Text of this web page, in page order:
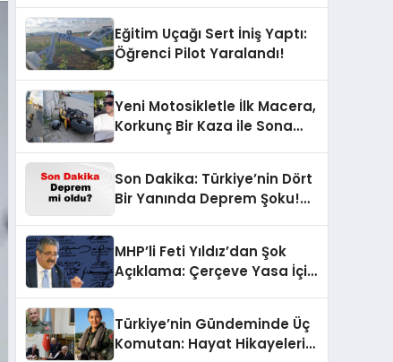
Eğitim Uçağı Sert İniş Yaptı:
Öğrenci Pilot Yaralandı!
Yeni Motosikletle İlk Macera,
Korkunç Bir Kaza ile Sona
Son Dakika: Türkiye’nin Dört
Bir Yanında Deprem Şoku!
MHP’li Feti Yıldız’dan Şok
Açıklama: Çerçeve Yasa İçin
Türkiye’nin Gündeminde Üç
Komutan: Hayat Hikayeleri